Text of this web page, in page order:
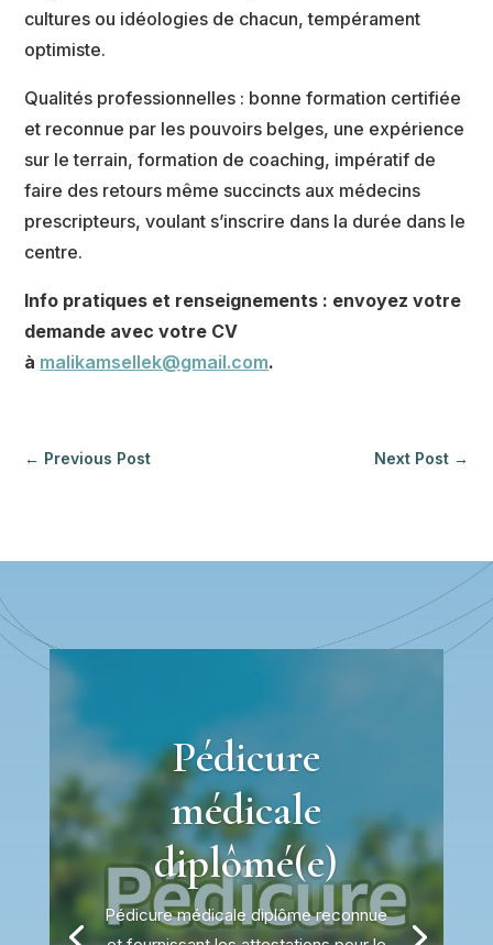
cultures ou idéologies de chacun, tempérament
optimiste.
Qualités professionnelles : bonne formation certifiée
et reconnue par les pouvoirs belges, une expérience
sur le terrain, formation de coaching, impératif de
faire des retours même succincts aux médecins
prescripteurs, voulant s’inscrire dans la durée dans le
centre.
Info pratiques et renseignements : envoyez votre
demande avec votre CV
à malikamsellek@gmail.com.
← Previous Post Next Post→
Pédicure
médicale
diplômé(e)
Pédicure médicale diplôme reconnue